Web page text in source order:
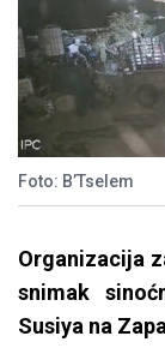
Foto: B’Tselem
Organizacija
snimak
Susiya na